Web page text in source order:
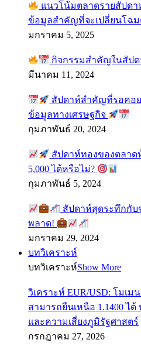
แนวโน้มตลาดรายสัปดา
ข้อมูลสำคัญที่จะเปลี่ยนโฉม
มกราคม 5, 2025
กิจกรรมสำคัญในสัป
มีนาคม 11, 2024
สัปดาห์สำคัญที่รอคอ
ข้อมูลทางเศรษฐกิจ
กุมภาพันธ์ 20, 2024
สัปดาห์ทองของตลาด
5,000 ได้หรือไม่?
กุมภาพันธ์ 5, 2024
สัปดาห์สุดระทึกกับ
พลาด!
มกราคม 29, 2024
บทวิเคราะห์
บทวิเคราะห์Show More
วิเคราะห์ EUR/USD: โมเ
สามารถยืนเหนือ 1.1400 ไ
และความเสี่ยงภูมิรัฐศาสตร์
กรกฎาคม 27, 2026